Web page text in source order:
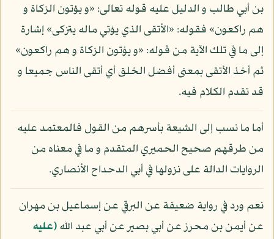
بن أبي طالب و الدليل عليه قوله تعالى: «و يؤتون الزكاة و
هم راكعون» فقوله: «الأتقى الذي يؤتي ماله يتزكى» إشارة
إلى ما في تلك الآية من قوله: «و يؤتون الزكاة و هم راكعون»
ثم أخذ الأتقى بمعنى أفضل الخلق أي أتقى الناس جميعا و
قد تقدم الكلام فيه.
أما ما نسب إلى الشيعة بأسرهم من القول فالمعتمد عليه
من طرقهم صحيح الحميري المتقدم و ما في معناه من
الروايات الدالة على نزولها في أبي الدحداح الأنصاري.
نعم ورد في رواية ضعيفة عن البرقي عن إسماعيل بن مهران
عن أيمن بن محرز عن أبي بصير عن أبي عبد الله(عليه